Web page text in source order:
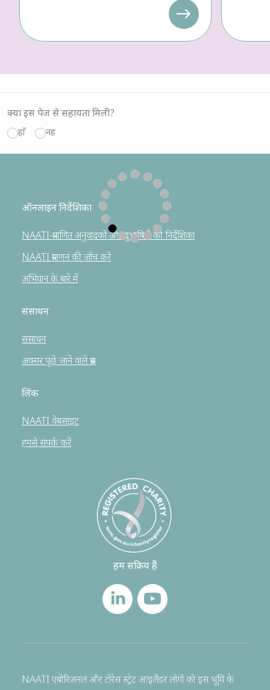
क्या इस पेज से सहायता मिली?
हाँ नहीं
ऑनलाइन निर्देशिका
NAATI-प्रमाणित अनुवादकों और दुभाषियों की निर्देशिका
NAATI प्रमाणन की जाँच करें
अभियान के बारे में
संसाधन
संसाधन
अक्सर पूछे जाने वाले प्रश्न
लिंक
NAATI वेबसाइट
हमसे संपर्क करें
हम सक्रिय हैं
NAATI एबोरिजनल और टोरेस स्ट्रेट आइलैंडर लोगों को इस भूमि के